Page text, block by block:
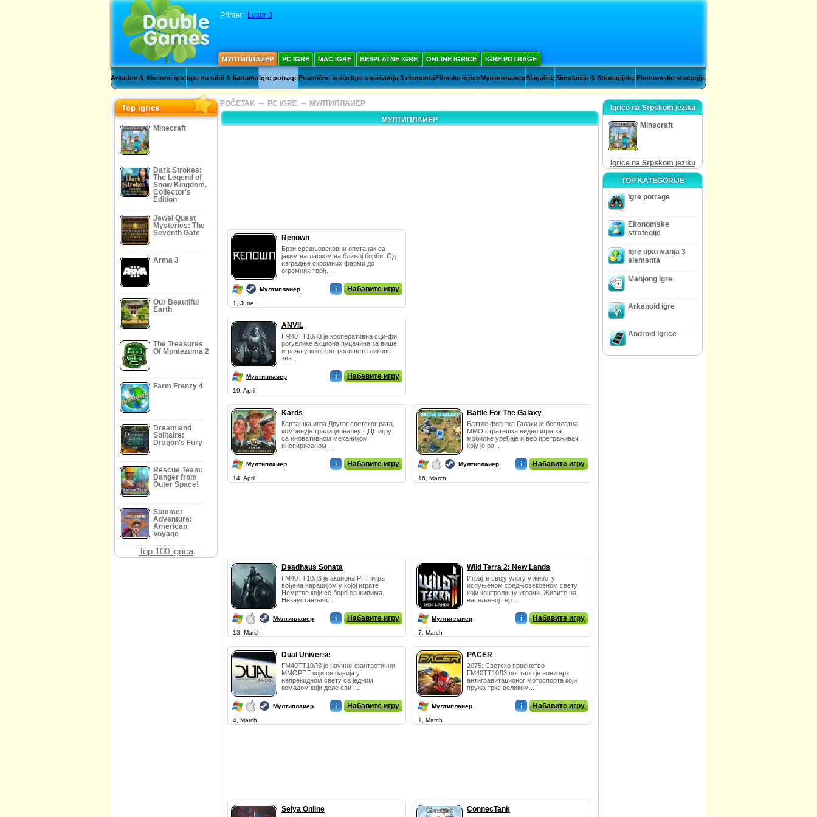
Primer: Luxor 3
МУЛТИПЛАИЕР PC IGRE MAC IGRE BESPLATNE IGRE ONLINE IGRICE IGRE POTRAGE
Arkadne & Akcione igreIgre na tabli & kartamaIgre potragePraznične igriceIgre uparivanja 3 elementaFilmske igriceМултиплаиерSlagaliceSimulacije & Strategijske Ekonomske strategije
Top igrice
Minecraft
Dark Strokes:
The Legend of
Snow Kingdom.
Collector's
Edition
Jewel Quest
Mysteries: The
Seventh Gate
Arma 3
Our Beautiful
Earth
The Treasures
Of Montezuma 2
Farm Frenzy 4
Dreamland
Solitaire:
Dragon's Fury
Rescue Team:
Danger from
Outer Space!
Summer
Adventure:
American
Voyage
Top 100 igrica
POČETAK → PC IGRE → МУЛТИПЛАИЕР
МУЛТИПЛАИЕР
Renown
Брзи средњовековни опстанак са
јаким нагласком на ближој борби. Од
изградње скромних фарми до
огромних тврђ...
Мултиплаиер i Набавите игру
1, June
ANVIL
ГМ40ТТ10Л3 је кооперативна сци-фи
рогуелике акциона пуцачина за више
играча у којој контролишете ликове
зва...
Мултиплаиер i Набавите игру
19, April
Kards
Карташка игра Другог светског рата,
комбинује традиционалну ЦЦГ игру
са иновативном механиком
инспирисаном ...
Мултиплаиер i Набавите игру
14, April
Battle For The Galaxy
Баттле фор тхе Галаки је бесплатна
ММО стратешка видео игра за
мобилне уређаје и веб претраживач
коју је ра...
Мултиплаиер i Набавите игру
16, March
Deadhaus Sonata
ГМ40ТТ10Л3 је акциона РПГ игра
вођена нарацијом у којој играте
Немртве који се боре са живима.
Незаустављив...
Мултиплаиер i Набавите игру
13, March
Wild Terra 2: New Lands
Играјте своју улогу у животу
испуњеном средњовековном свету
који контролишу играчи. Живите на
насељеној тер...
Мултиплаиер i Набавите игру
7, March
Dual Universe
ГМ40ТТ10Л3 је научно-фантастични
ММОРПГ који се одвија у
непрекидном свету са једним
комадом који деле сви ...
Мултиплаиер i Набавите игру
4, March
PACER
2075: Светско првенство
ГМ40ТТ10Л3 постало је нови врх
антигравитационог мотоспорта који
пружа трке великом...
Мултиплаиер i Набавите игру
1, March
Seiya Online ConnecTank
Igrice na Srpskom jeziku
Minecraft
Igrice na Srpskom jeziku
TOP KATEGORIJE
Igre potrage
Ekonomske
strategije
Igre uparivanja 3
elementa
Mahjong igre
Arkanoid igre
Android Igrice